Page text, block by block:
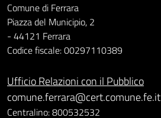
Comune di Ferrara
Piazza del Municipio, 2
- 44121 Ferrara
Codice fiscale: 00297110389
Ufficio Relazioni con il Pubblico
comune.ferrara@cert.comune.fe.it
Centralino: 800532532